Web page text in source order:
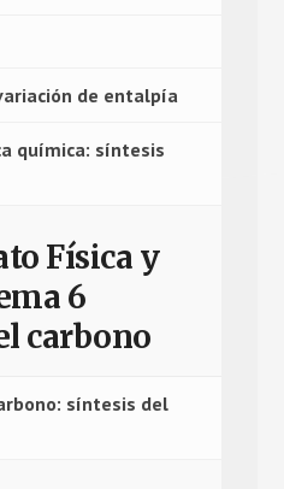
de entalpía
química: síntesis
Física y
6
carbono
síntesis del